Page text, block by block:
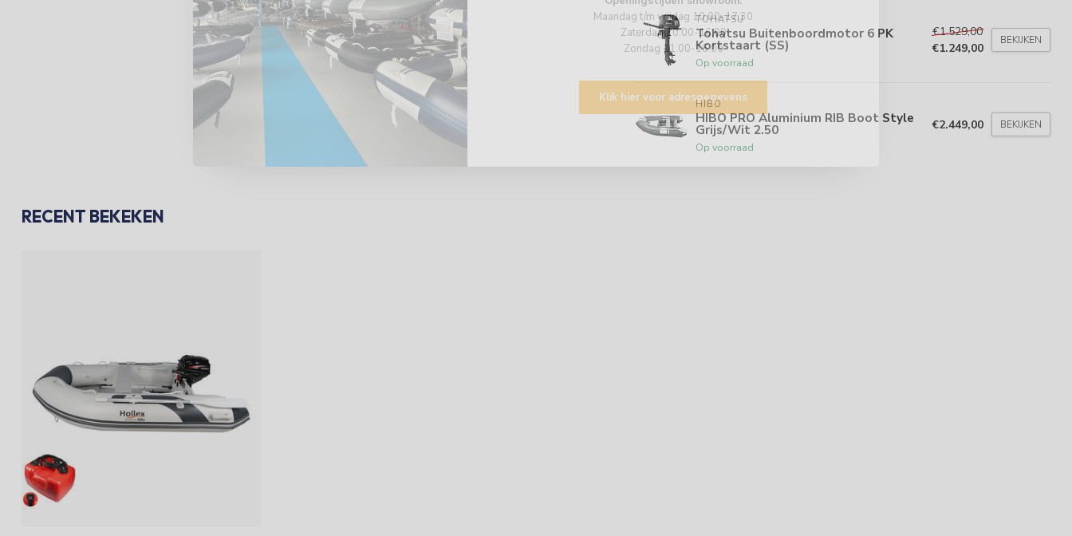
TOHATSU
Tohatsu Buitenboordmotor 6 PK
Kortstaart (SS)
Op voorraad
€1.529,00
€1.249,00
BEKIJKEN
HIBO
HIBO PRO Aluminium RIB Boot Style
Grijs/Wit 2.50
Op voorraad
€2.449,00 BEKIJKEN
RECENT BEKEKEN
Maandag t/m vrijdag 10.00-17.30
Zaterdag 10.00-16.00
Zondag 11.00-16.00
Klik hier voor adresgegevens